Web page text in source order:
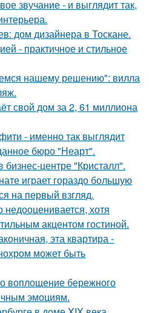
звучание - и выглядит так,
дом дизайнера в Тоскане.
- практичное и стильное
нашему решению": вилла
свой дом за 2, 61 миллиона
- именно так выглядит
бюро "Неарт".
бизнес-центре "Кристалл".
играет гораздо большую
на первый взгляд.
хотя
акцентом гостиной.
эта квартира -
может быть
воплощение бережного
эмоциям.